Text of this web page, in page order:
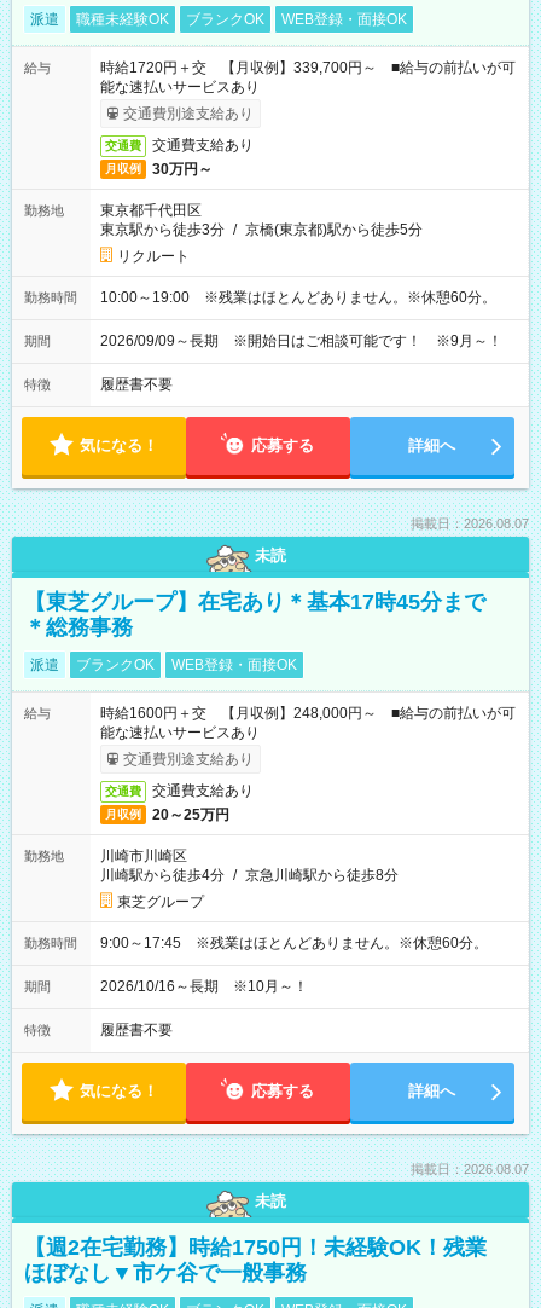
派遣 職種未経験OK ブランクOK WEB登録・面接OK
給与
時給1720円＋交 【月収例】339,700円～ ■給与の前払いが可
能な速払いサービスあり
交通費別途支給あり
交通費 交通費支給あり
月収例 30万円～
勤務地
東京都千代田区
東京駅から徒歩3分 / 京橋(東京都)駅から徒歩5分
リクルート
勤務時間 10:00～19:00 ※残業はほとんどありません。※休憩60分。
期間 2026/09/09～長期 ※開始日はご相談可能です！ ※9月～！
特徴 履歴書不要
気になる！ 応募する 詳細へ
掲載日：2026.08.07
未読
【東芝グループ】在宅あり＊基本17時45分まで
＊総務事務
派遣 ブランクOK WEB登録・面接OK
給与
時給1600円＋交 【月収例】248,000円～ ■給与の前払いが可
能な速払いサービスあり
交通費別途支給あり
交通費 交通費支給あり
月収例 20～25万円
勤務地
川崎市川崎区
川崎駅から徒歩4分 / 京急川崎駅から徒歩8分
東芝グループ
勤務時間 9:00～17:45 ※残業はほとんどありません。※休憩60分。
期間 2026/10/16～長期 ※10月～！
特徴 履歴書不要
気になる！ 応募する 詳細へ
掲載日：2026.08.07
未読
【週2在宅勤務】時給1750円！未経験OK！残業
ほぼなし▼市ケ谷で一般事務